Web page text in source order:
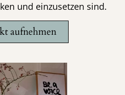
und einzusetzen sind.
aufnehmen